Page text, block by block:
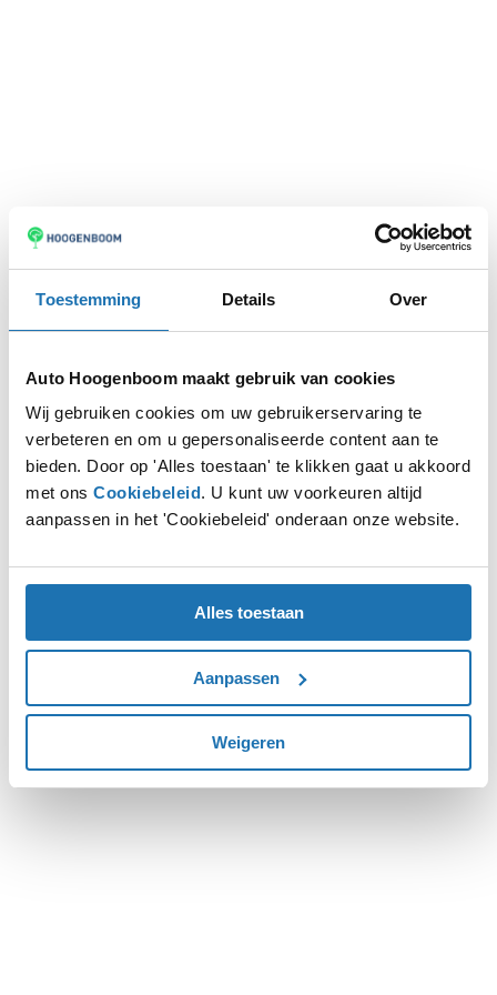
Toestemming Details Over
Auto Hoogenboom maakt gebruik van cookies
Wij gebruiken cookies om uw gebruikerservaring te
verbeteren en om u gepersonaliseerde content aan te
bieden. Door op 'Alles toestaan' te klikken gaat u akkoord
met ons Cookiebeleid. U kunt uw voorkeuren altijd
aanpassen in het 'Cookiebeleid' onderaan onze website.
Alles toestaan
Aanpassen
Weigeren
Application error: aclient-side exception has occurred while
loadingwww.autohoogenboom.nl (see the browser console
more information).